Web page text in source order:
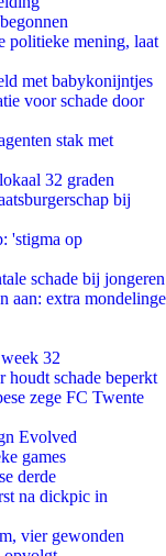
politieke mening, laat
met babykonijntjes
voor schade door
stak met
32 graden
bij
'stigma op
schade bij jongeren
aan: extra mondelinge
32
houdt schade beperkt
zege FC Twente
Evolved
games
derde
na dickpic in
vier gewonden